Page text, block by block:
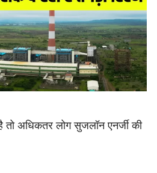
तो अधिकतर लोग सुजलॉन एनर्जी की